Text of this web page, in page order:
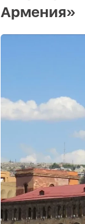
Армения»